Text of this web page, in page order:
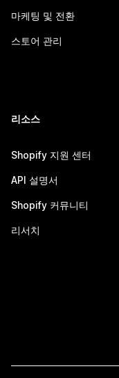
마케팅 및 전환
스토어 관리
리소스
Shopify 지원 센터
API 설명서
Shopify 커뮤니티
리서치